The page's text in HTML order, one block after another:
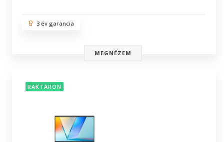
3 év garancia
MEGNÉZEM
RAKTÁRON